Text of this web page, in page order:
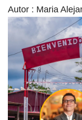
Autor : Maria